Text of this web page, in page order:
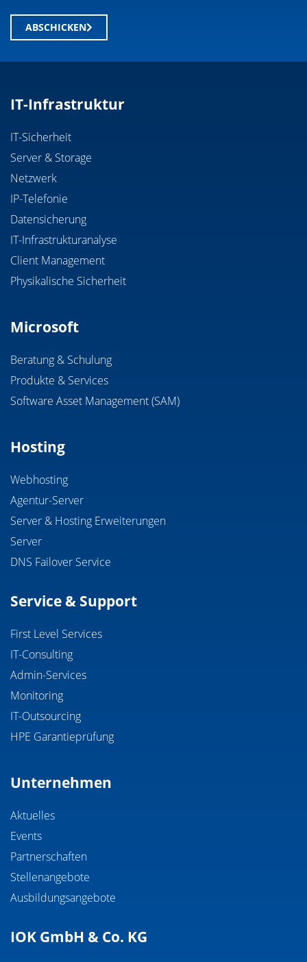
ABSCHICKEN
IT-Infrastruktur
IT-Sicherheit
Server & Storage
Netzwerk
IP-Telefonie
Datensicherung
IT-Infrastrukturanalyse
Client Management
Physikalische Sicherheit
Microsoft
Beratung & Schulung
Produkte & Services
Software Asset Management (SAM)
Hosting
Webhosting
Agentur-Server
Server & Hosting Erweiterungen
Server
DNS Failover Service
Service & Support
First Level Services
IT-Consulting
Admin-Services
Monitoring
IT-Outsourcing
HPE Garantieprüfung
Unternehmen
Aktuelles
Events
Partnerschaften
Stellenangebote
Ausbildungsangebote
IOK GmbH & Co. KG